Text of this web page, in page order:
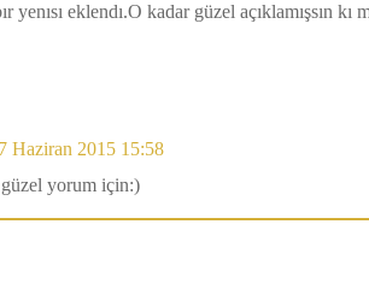
yenısı eklendı.O kadar güzel açıklamışsın kı
7 Haziran 2015 15:58
yorum için:)